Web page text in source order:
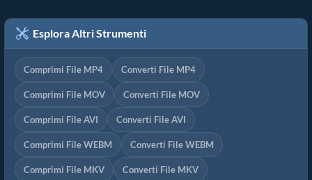
Esplora Altri Strumenti
Comprimi File MP4 Converti File MP4
Comprimi File MOV Converti File MOV
Comprimi File AVI Converti File AVI
Comprimi File WEBM Converti File WEBM
Comprimi File MKV Converti File MKV